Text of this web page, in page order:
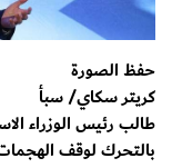
حفظ الصورة
كريتر سكاي/ سبأ
طالب رئيس الوزراء
بالتحرك لوقف الهجمات